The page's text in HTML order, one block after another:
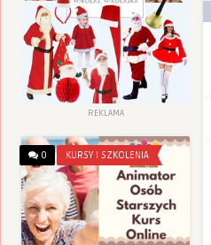
REKLAMA
0 KURSY I SZKOLENIA